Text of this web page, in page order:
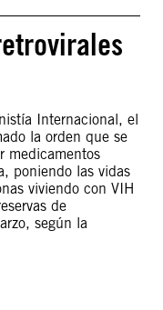
Internacional, el
la orden que se
medicamentos
poniendo las vidas
viviendo con VIH
de
según la